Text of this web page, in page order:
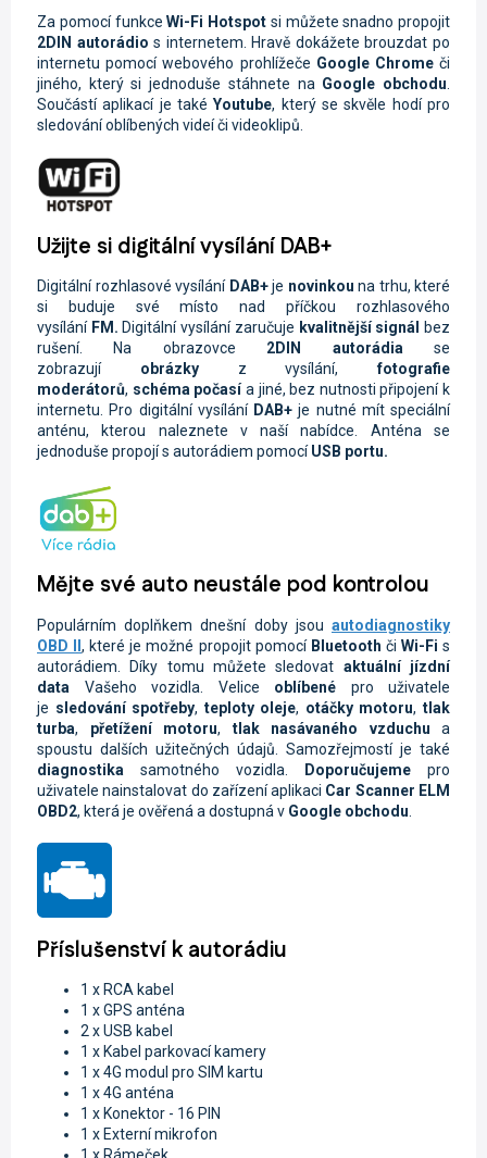
Za pomocí funkceWi-Fi Hotspot si můžete snadno propojit
2DIN autorádio s internetem. Hravě dokážete brouzdat po
internetu pomocí webového prohlížeče Google Chromeči
jiného, který si jednoduše stáhnete na Google obchodu
Součástí aplikací je takéYoutube, který se skvěle hodí pro
sledování oblíbených videí či videoklipů.
Užijte si digitální vysílání DAB+
Digitální rozhlasové vysílání DAB+je novinkou na trhu, které
si buduje své místo nad příčkou rozhlasového
vysílání FM. Digitální vysílání zaručuje kvalitnější signál
bez
rušení. Na obrazovce 2DIN autorádiase
zobrazují obrázkyz vysílání,fotografie
moderátorů, schéma počasía jiné, bez nutnosti připojení k
internetu. Pro digitální vysílání DAB+ je nutné mít speciální
anténu, kterou naleznete v naší nabídce. Anténa se
jednoduše propojí s autorádiem pomocíUSB portu.
Mějte své auto neustále pod kontrolou
Populárním doplňkem dnešní doby jsou autodiagnostiky
OBD II, které je možné propojit pomocí Bluetooth či Wi-Fi s
autorádiem. Díky tomu můžete sledovat aktuální jízdní
data Vašeho vozidla. Velice oblíbené pro uživatele
je sledování spotřeby, teploty oleje, otáčky motoru,tlak
turba, přetížení motoru, tlak nasávaného vzduchu a
spoustu dalších užitečných údajů. Samozřejmostí je také
diagnostika samotného vozidla. Doporučujeme pro
uživatele nainstalovat do zařízení aplikaci Car Scanner ELM
OBD2, která je ověřená a dostupná v Google obchodu
Příslušenství k autorádiu
1 x RCA kabel
1 x GPS anténa
2 x USB kabel
1 x Kabel parkovací kamery
1 x 4G modul pro SIM kartu
1 x 4G anténa
1 x Konektor - 16 PIN
1 x Externí mikrofon